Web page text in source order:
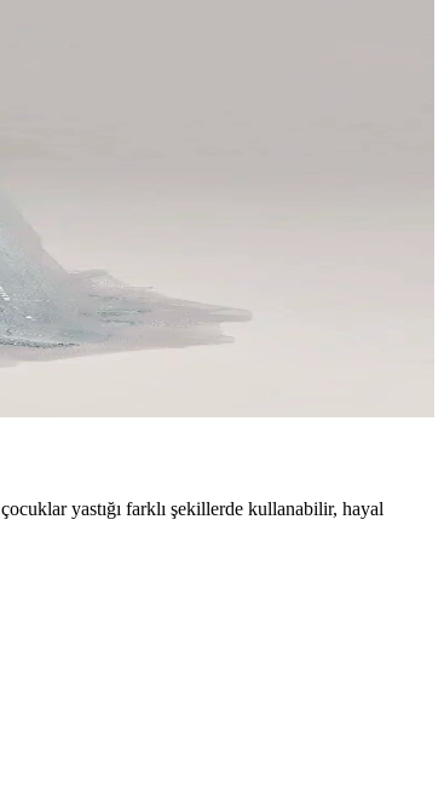
önerilerini keşfedin.
sağlar.
yastığı farklı şekillerde kullanabilir, hayal